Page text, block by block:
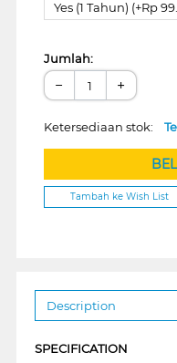
Yes (1 Tahun) (+Rp
Jumlah:
− +
Ketersediaan stok:
Tambah ke Wish List
Description
SPECIFICATION